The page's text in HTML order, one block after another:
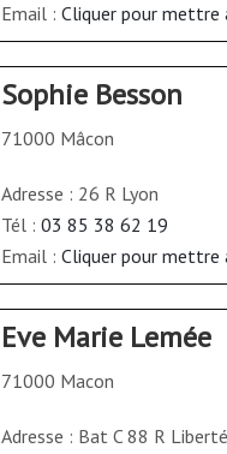
Email : Cliquer pour mettre
Sophie Besson
71000 Mâcon
Adresse : 26 R Lyon
Tél : 03 85 38 62 19
Email : Cliquer pour mettre
Eve Marie Lemée
71000 Macon
Adresse : Bat C 88 R Liberté